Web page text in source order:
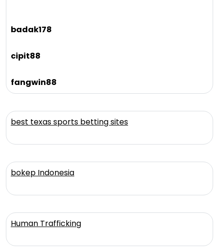
badak178
cipit88
fangwin88
best texas sports betting sites
bokep Indonesia
Human Trafficking